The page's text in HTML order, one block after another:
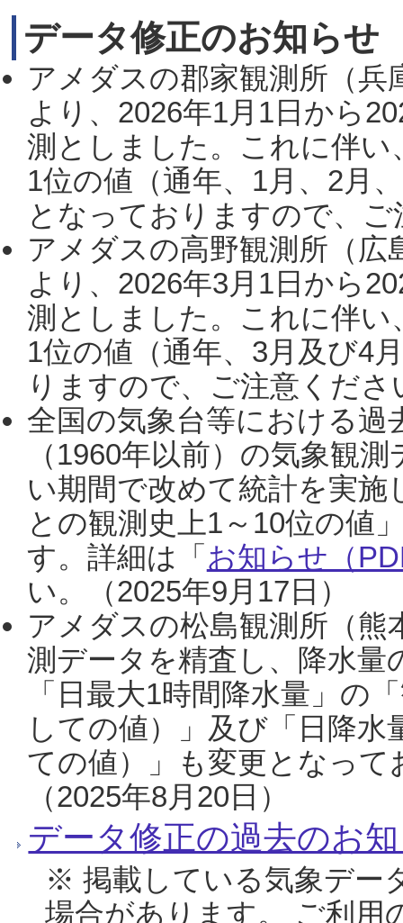
データ修正のお知らせ
アメダスの郡家観測所（
より、2026年1月1日から
測としました。これに伴い
1位の値（通年、1月、2月
となっておりますので、
アメダスの高野観測所（
より、2026年3月1日から
測としました。これに伴い
1位の値（通年、3月及び4
りますので、ご注意くだ
全国の気象台等における過
（1960年以前）の気象観
い期間で改めて統計を実
との観測史上1～10位の値
す。詳細は「 お知らせ（
い。（2025年9月17日）
アメダスの松島観測所（熊
測データを精査し、降水
「日最大1時間降水量」の
しての値）」及び「日降
ての値）」も変更となっ
（2025年8月20日）
データ修正の過去のお
※ 掲載している気象デー
場合があります。 ご利用